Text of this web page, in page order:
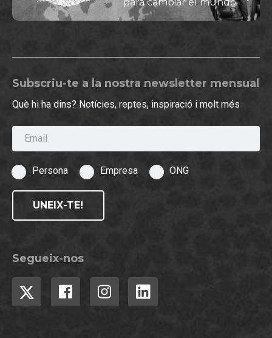
Subscriu-te a la nostra newsletter mensual
Què hi ha dins? Notícies, reptes, inspiració i molt més
Email
Persona Empresa ONG
UNEIX-TE!
Segueix-nos